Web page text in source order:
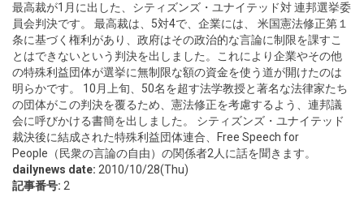
最高裁が1月に出した、シティズンズ・ユナイテッド対 連邦選挙委
員会判決です。 最高裁は、5対4で、企業には、 米国憲法修正第１
条に基づく権利があり、政府はその政治的な言論に制限を課すこ
とはできないという判決を出しました。これにより企業やその他
の特殊利益団体が選挙に無制限な額の資金を使う道が開けたのは
明らかです。 10月上旬、50名を超す法学教授と著名な法律家たち
の団体がこの判決を覆るため、憲法修正を考慮するよう、連邦議
会に呼びかける書簡を出しました。 シティズンズ・ユナイテッド
裁決後に結成された特殊利益団体連合、Free Speech for
People（民衆の言論の自由）の関係者2人に話を聞きます。
dailynews date: 2010/10/28(Thu)
記事番号: 2